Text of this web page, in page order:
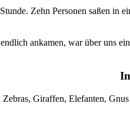
Zehn Personen saßen in
ankamen, war über uns
Giraffen, Elefanten,